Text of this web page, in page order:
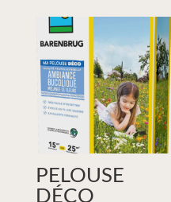
PELOUSE
DÉCO